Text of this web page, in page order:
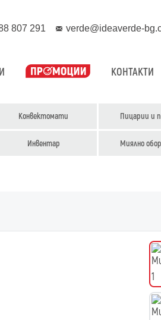
807 291 verde@ideaverde-
КОНТАКТИ
Конвектомати Пицарии и
Инвентар Миялно